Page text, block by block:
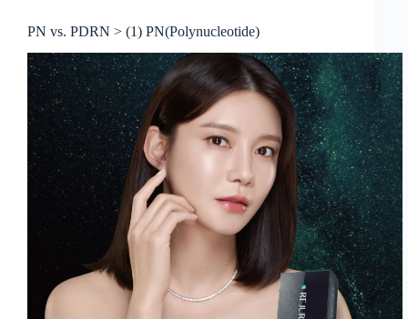
PN vs. PDRN > (1) PN(Polynucleotide)